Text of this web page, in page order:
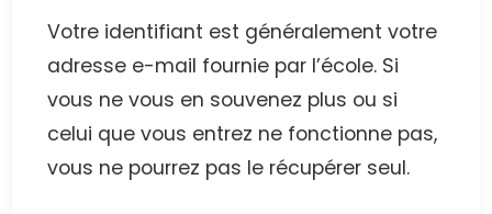
Votre identifiant est généralement votre
adresse e-mail fournie par l’école. Si
vous ne vous en souvenez plus ou si
celui que vous entrez ne fonctionne pas,
vous ne pourrez pas le récupérer seul.